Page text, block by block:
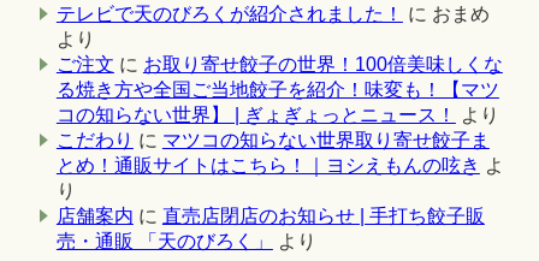
テレビで天のびろくが紹介されました！
に おまめ
より
ご注文 に お取り寄せ餃子の世界！100倍美味しくな
る焼き方や全国ご当地餃子を紹介！味変も！【マツ
コの知らない世界】 | ぎょぎょっとニュース！
より
こだわり に マツコの知らない世界取り寄せ餃子ま
とめ！通販サイトはこちら！｜ヨシえもんの呟き よ
り
店舗案内 に 直売店閉店のお知らせ | 手打ち餃子販
売・通販 「天のびろく」
より